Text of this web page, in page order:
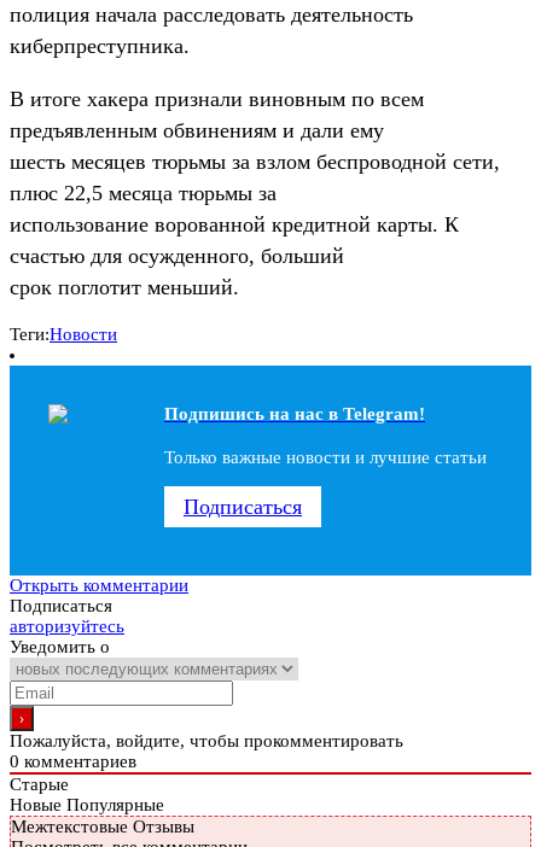
полиция начала расследовать деятельность
киберпреступника.
В итоге хакера признали виновным по всем
предъявленным обвинениям и дали ему
шесть месяцев тюрьмы за взлом беспроводной сети,
плюс 22,5 месяца тюрьмы за
использование ворованной кредитной карты. К
счастью для осужденного, больший
срок поглотит меньший.
Теги:Новости
Подпишись на наc в Telegram!
Только важные новости и лучшие статьи
Подписаться
Открыть комментарии
Подписаться
авторизуйтесь
Уведомить о
Пожалуйста, войдите, чтобы прокомментировать
0 комментариев
Старые
Новые Популярные
Межтекстовые Отзывы